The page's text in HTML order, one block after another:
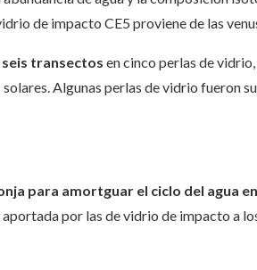
de impacto CE5 proviene de las
seis transectos en cinco perlas de
Algunas perlas de vidrio fueron
para amortguar el ciclo del agua
por las de vidrio de impacto a